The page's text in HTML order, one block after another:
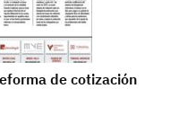
de cotización